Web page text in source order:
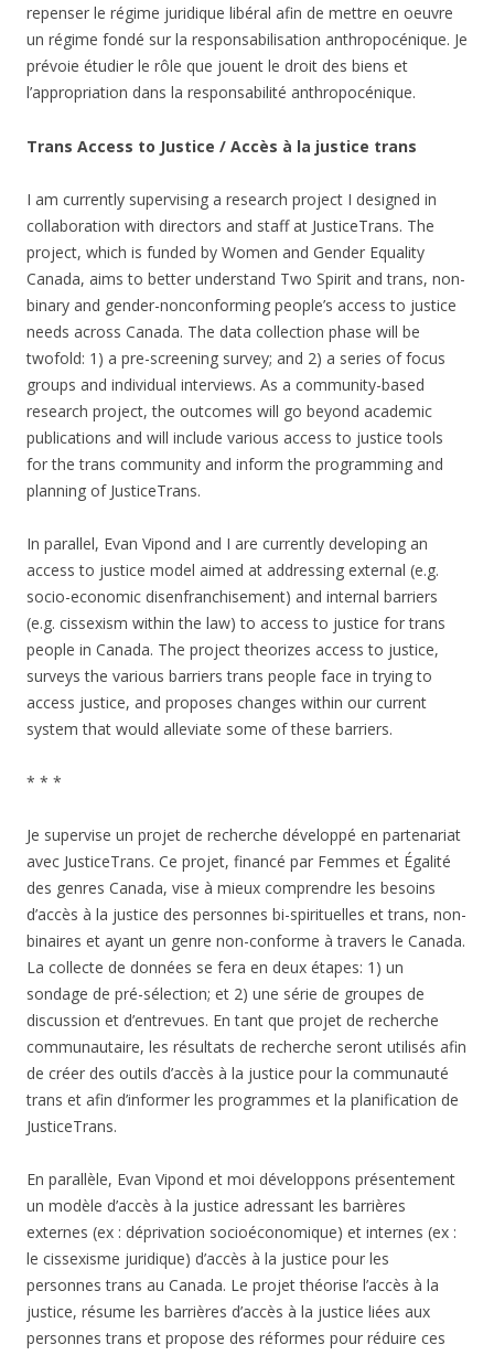
repenser le régime juridique libéral afin de mettre en oeuvre
un régime fondé sur la responsabilisation anthropocénique. Je
prévoie étudier le rôle que jouent le droit des biens et
l’appropriation dans la responsabilité anthropocénique.
Trans Access to Justice / Accès à la justice trans
I am currently supervising a research project I designed in
collaboration with directors and staff at JusticeTrans. The
project, which is funded by Women and Gender Equality
Canada, aims to better understand Two Spirit and trans, non-
binary and gender-nonconforming people’s access to justice
needs across Canada. The data collection phase will be
twofold: 1) a pre-screening survey; and 2) a series of focus
groups and individual interviews. As a community-based
research project, the outcomes will go beyond academic
publications and will include various access to justice tools
for the trans community and inform the programming and
planning of JusticeTrans.
In parallel, Evan Vipond and I are currently developing an
access to justice model aimed at addressing external (e.g.
socio-economic disenfranchisement) and internal barriers
(e.g. cissexism within the law) to access to justice for trans
people in Canada. The project theorizes access to justice,
surveys the various barriers trans people face in trying to
access justice, and proposes changes within our current
system that would alleviate some of these barriers.
* * *
Je supervise un projet de recherche développé en partenariat
avec JusticeTrans. Ce projet, financé par Femmes et Égalité
des genres Canada, vise à mieux comprendre les besoins
d’accès à la justice des personnes bi-spirituelles et trans, non-
binaires et ayant un genre non-conforme à travers le Canada.
La collecte de données se fera en deux étapes: 1) un
sondage de pré-sélection; et 2) une série de groupes de
discussion et d’entrevues. En tant que projet de recherche
communautaire, les résultats de recherche seront utilisés afin
de créer des outils d’accès à la justice pour la communauté
trans et afin d’informer les programmes et la planification de
JusticeTrans.
En parallèle, Evan Vipond et moi développons présentement
un modèle d’accès à la justice adressant les barrières
externes (ex : déprivation socioéconomique) et internes (ex :
le cissexisme juridique) d’accès à la justice pour les
personnes trans au Canada. Le projet théorise l’accès à la
justice, résume les barrières d’accès à la justice liées aux
personnes trans et propose des réformes pour réduire ces